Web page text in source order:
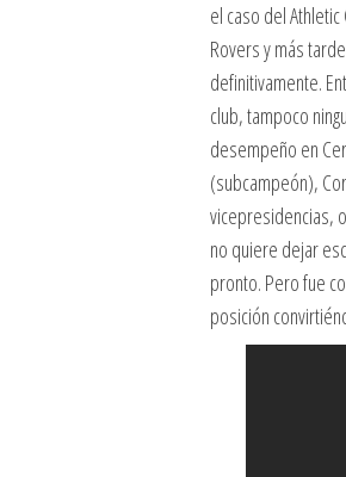
el caso del
Rovers y más
definitivamente.
club, tampoco
desempeño en
(subcampeón),
vicepresidencias,
no quiere dejar
pronto. Pero fue
posición